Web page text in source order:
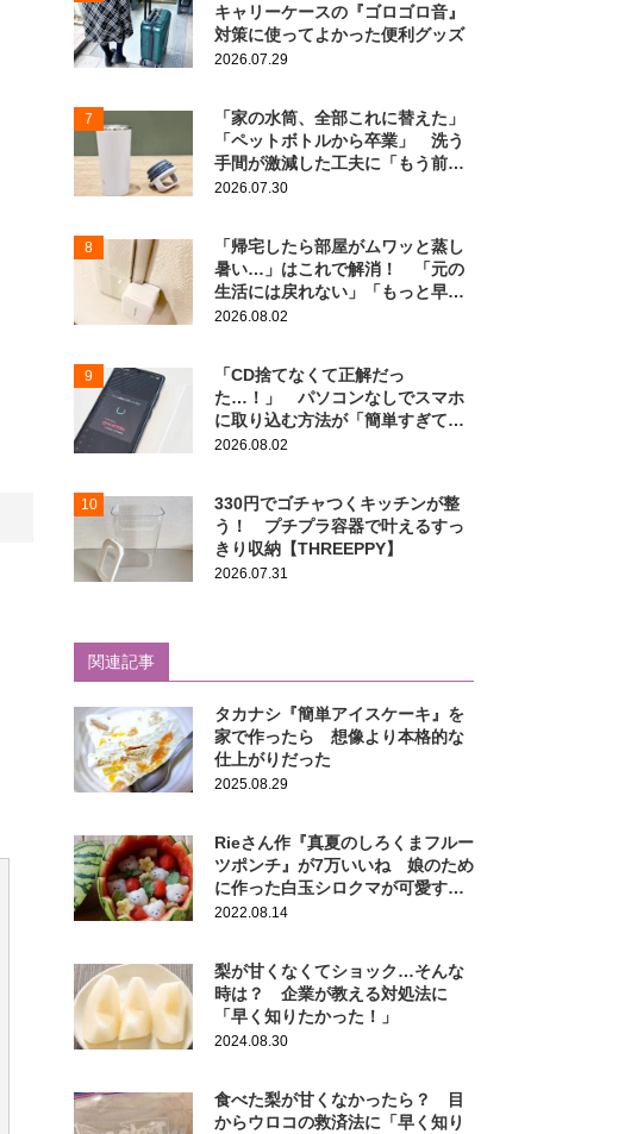
キャリーケースの『ゴロゴロ音』
対策に使ってよかった便利グッズ
2026.07.29
7
「家の水筒、全部これに替えた」
「ペットボトルから卒業」 洗う
手間が激減した工夫に「もう前の
に戻れない！」
2026.07.30
8
「帰宅したら部屋がムワッと蒸し
暑い…」はこれで解消！ 「元の
生活には戻れない」「もっと早く
知りたかった」
2026.08.02
9
「CD捨てなくて正解だっ
た…！」 パソコンなしでスマホ
に取り込む方法が「簡単すぎて拍
子抜け」「この曲聴きたかった
2026.08.02
10
330円でゴチャつくキッチンが整
う！ プチプラ容器で叶えるすっ
きり収納【THREEPPY】
2026.07.31
関連記事
タカナシ『簡単アイスケーキ』を
家で作ったら 想像より本格的な
仕上がりだった
2025.08.29
Rieさん作『真夏のしろくまフルー
ツポンチ』が7万いいね 娘のため
に作った白玉シロクマが可愛すぎ
た
2022.08.14
梨が甘くなくてショック…そんな
時は？ 企業が教える対処法に
「早く知りたかった！」
2024.08.30
食べた梨が甘くなかったら？ 目
からウロコの救済法に「早く知り